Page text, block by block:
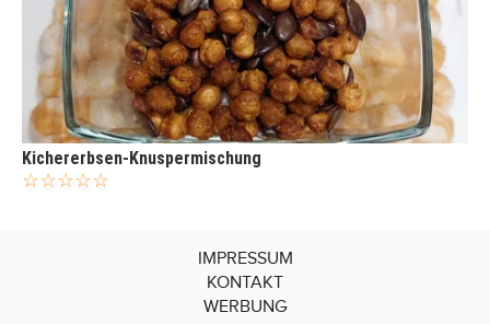
Kichererbsen-Knuspermischung
IMPRESSUM
KONTAKT
WERBUNG